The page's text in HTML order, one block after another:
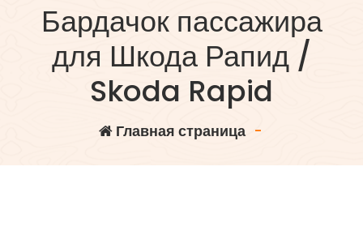
Бардачок пассажира
для Шкода Рапид /
Skoda Rapid
Главная страница-